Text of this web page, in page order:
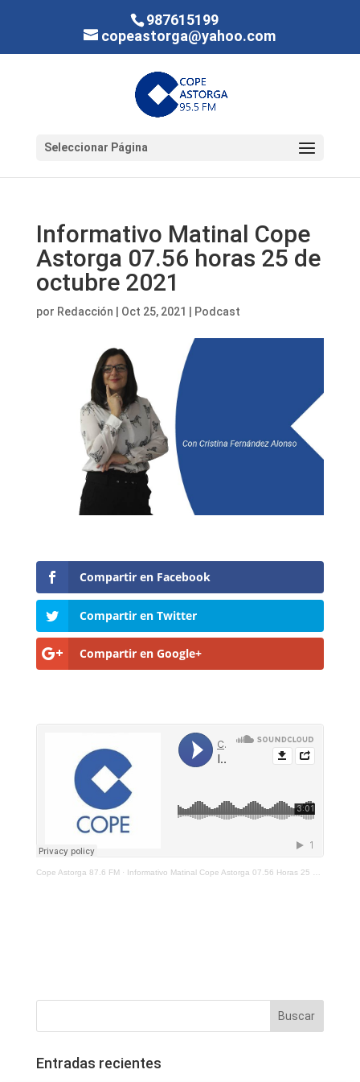
987615199
copeastorga@yahoo.com
Seleccionar Página
Informativo Matinal Cope
Astorga 07.56 horas 25 de
octubre 2021
por Redacción Oct 25, 2021 Podcast
Compartir en Facebook
Compartir en Twitter
Compartir en Google+
Cope Astorga 87.6 FM· Informativo Matinal Cope Astorga 07.56 Horas 25 de Octubre 2021
Entradas recientes